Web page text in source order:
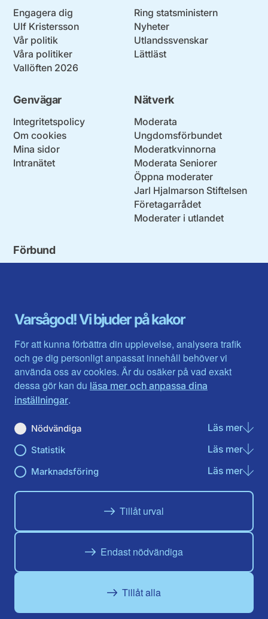
Varsågod! Vi bjuder på kakor
För att kunna förbättra din upplevelse, analysera trafik
och ge dig personligt anpassat innehåll behöver vi
använda oss av cookies. Är du osäker på vad exakt
dessa gör kan du läsa mer och anpassa dina
inställningar.
Nödvändiga Läs merom
Statistik Läs merom
Marknadsföring Läs merom
Tillåt urval
Endast nödvändiga
Tillåt alla
Engagera dig
Ulf Kristersson
Vår politik
Våra politiker
Vallöften 2026
Ring statsministern
Nyheter
Utlandssvenskar
Lättläst
Genvägar
Integritetspolicy
Om cookies
Mina sidor
Intranätet
Nätverk
Moderata
Ungdomsförbundet
Moderatkvinnorna
Moderata Seniorer
Öppna moderater
Jarl Hjalmarson Stiftelsen
Företagarrådet
Moderater i utlandet
Förbund
Gävleborg
Halland
Jämtlands län
Jönköpings län
Kalmar län
Kronobergs län
Norrbotten
Skåne län
Värmlands län
Västerbotten
Västra Götaland
Västernorrland
Västmanland
Örebro län
Östergötland
Du hittar oss här på sociala medier
Facebook
Instagram